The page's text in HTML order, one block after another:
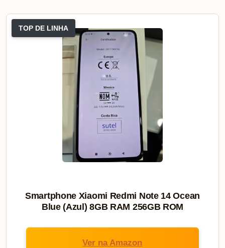
TOP DE LINHA
Smartphone Xiaomi Redmi Note 14 Ocean
Blue (Azul) 8GB RAM 256GB ROM
Ver na Amazon